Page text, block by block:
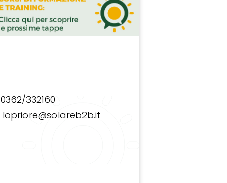
0362/332160
lopriore@solareb2b.it